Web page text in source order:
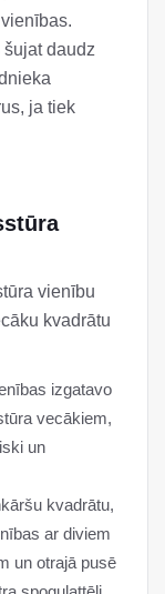
šujat daudz
ja tiek
vienību
kvadrātu
izgatavo
vecākiem,
un
kvadrātu,
ar diviem
un otrajā pusē